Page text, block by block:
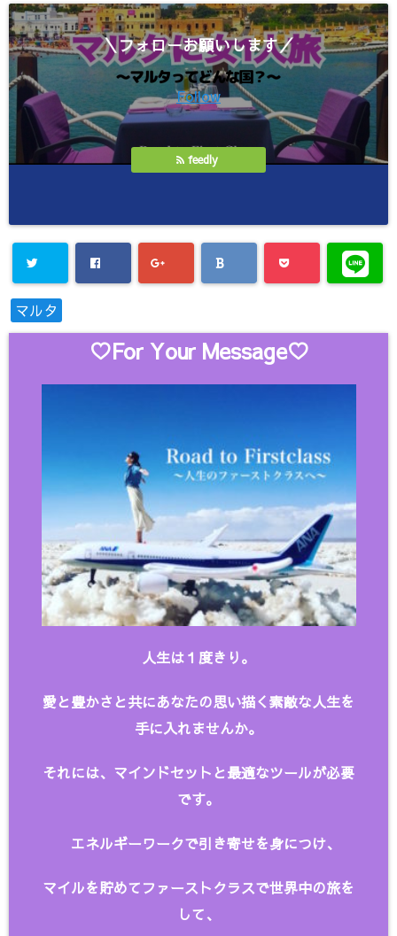
＼フォローお願いします／
Follow
feedly
マルタ
♡For Your Message♡
人生は１度きり。
愛と豊かさと共にあなたの思い描く素敵な人生を
手に入れませんか。
それには、マインドセットと最適なツールが必要
です。
エネルギーワークで引き寄せを身につけ、
マイルを貯めてファーストクラスで世界中の旅を
して、